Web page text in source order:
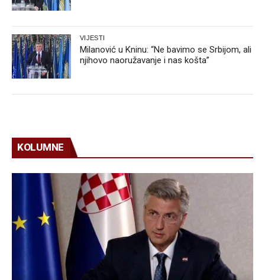
VIJESTI
Milanović u Kninu: “Ne bavimo se Srbijom, ali
njihovo naoružavanje i nas košta”
KOLUMNE